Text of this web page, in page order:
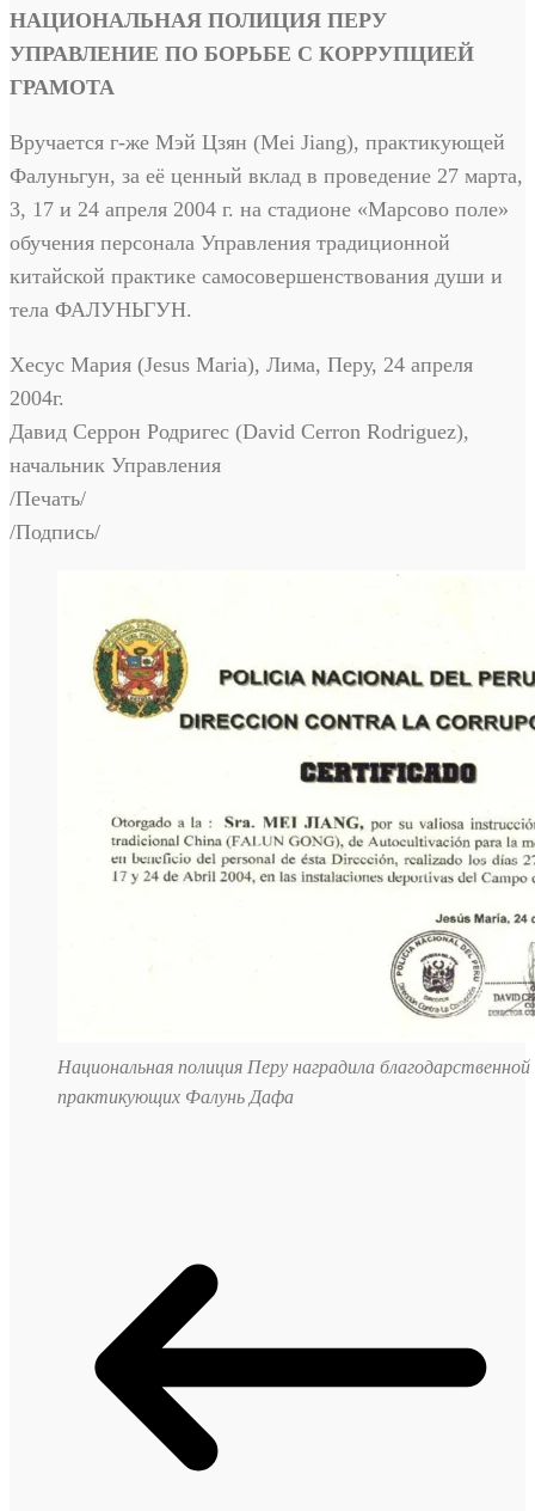
НАЦИОНАЛЬНАЯ ПОЛИЦИЯ ПЕРУ
УПРАВЛЕНИЕ ПО БОРЬБЕ С КОРРУПЦИЕЙ
ГРАМОТА
Вручается г-же Мэй Цзян (Mei Jiang), практикующей
Фалуньгун, за её ценный вклад в проведение 27 марта,
3, 17 и 24 апреля 2004 г. на стадионе «Марсово поле»
обучения персонала Управления традиционной
китайской практике самосовершенствования души и
тела ФАЛУНЬГУН.
Хесус Мария (Jesus Maria), Лима, Перу, 24 апреля
2004г.
Давид Серрон Родригес (David Cerron Rodriguez),
начальник Управления
/Печать/
/Подпись/
Национальная полиция Перу наградила
практикующих Фалунь Дафа